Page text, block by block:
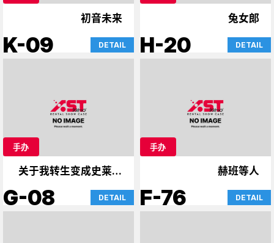
初音未来
K-09 DETAIL
兔女郎
H-20 DETAIL
手办
关于我转生变成史莱姆
这档事，魔卡少女樱
G-08 DETAIL
手办
赫班等人
F-76 DETAIL